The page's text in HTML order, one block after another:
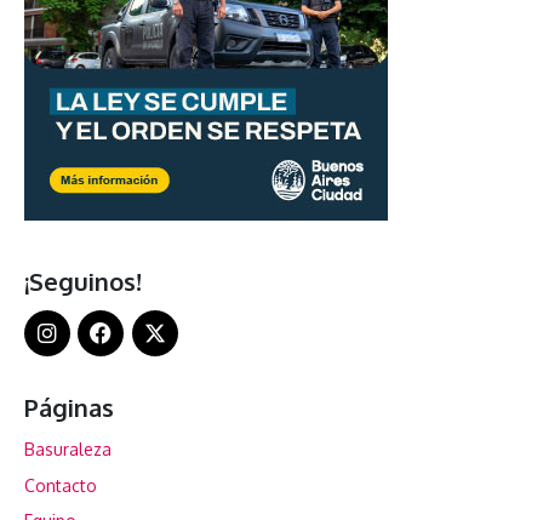
¡Seguinos!
Páginas
Basuraleza
Contacto